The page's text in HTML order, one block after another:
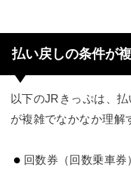
払い戻しの条件が
以下のJRきっぷは、
が複雑でなかなか理解
回数券（回数乗車券